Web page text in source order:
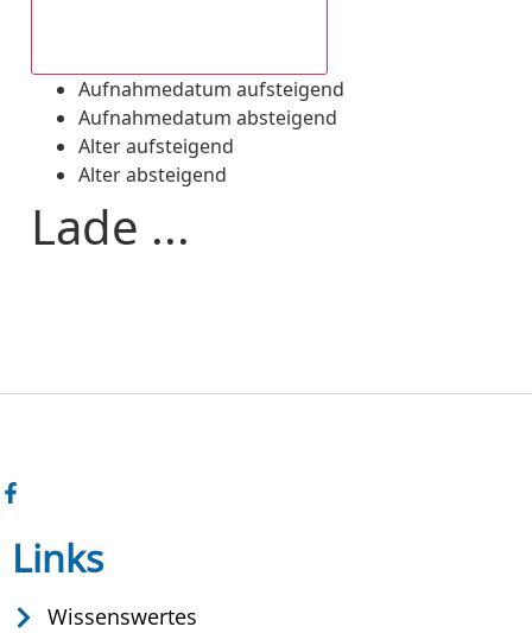
Aufnahmedatum aufsteigend
Aufnahmedatum absteigend
Alter aufsteigend
Alter absteigend
Lade ...
Links
Wissenswertes